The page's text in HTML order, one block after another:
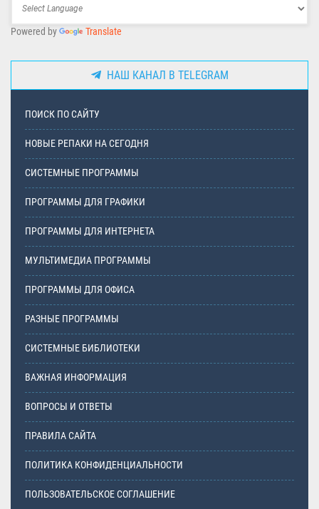
Powered by Translate
НАШ КАНАЛ В TELEGRAM
ПОИСК ПО САЙТУ
НОВЫЕ РЕПАКИ НА СЕГОДНЯ
СИСТЕМНЫЕ ПРОГРАММЫ
ПРОГРАММЫ ДЛЯ ГРАФИКИ
ПРОГРАММЫ ДЛЯ ИНТЕРНЕТА
МУЛЬТИМЕДИА ПРОГРАММЫ
ПРОГРАММЫ ДЛЯ ОФИСА
РАЗНЫЕ ПРОГРАММЫ
СИСТЕМНЫЕ БИБЛИОТЕКИ
ВАЖНАЯ ИНФОРМАЦИЯ
ВОПРОСЫ И ОТВЕТЫ
ПРАВИЛА САЙТА
ПОЛИТИКА КОНФИДЕНЦИАЛЬНОСТИ
ПОЛЬЗОВАТЕЛЬСКОЕ СОГЛАШЕНИЕ